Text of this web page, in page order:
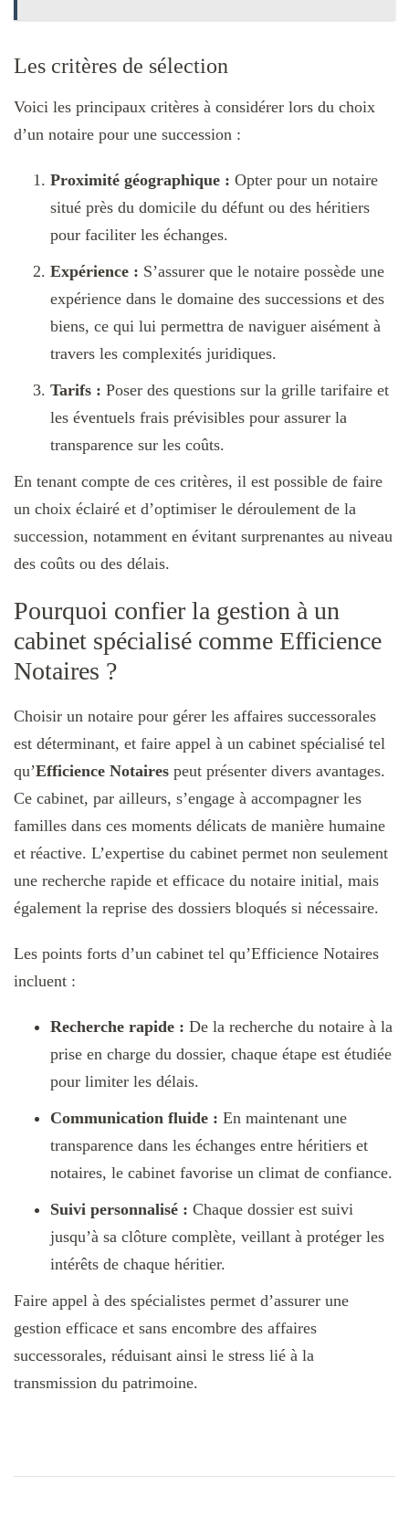
Les critères de sélection
Voici les principaux critères à considérer lors du choix
d’un notaire pour une succession :
Proximité géographique : Opter pour un notaire
situé près du domicile du défunt ou des héritiers
pour faciliter les échanges.
Expérience : S’assurer que le notaire possède une
expérience dans le domaine des successions et des
biens, ce qui lui permettra de naviguer aisément à
travers les complexités juridiques.
Tarifs : Poser des questions sur la grille tarifaire et
les éventuels frais prévisibles pour assurer la
transparence sur les coûts.
En tenant compte de ces critères, il est possible de faire
un choix éclairé et d’optimiser le déroulement de la
succession, notamment en évitant surprenantes au niveau
des coûts ou des délais.
Pourquoi confier la gestion à un
cabinet spécialisé comme Efficience
Notaires ?
Choisir un notaire pour gérer les affaires successorales
est déterminant, et faire appel à un cabinet spécialisé tel
qu’Efficience Notaires peut présenter divers avantages.
Ce cabinet, par ailleurs, s’engage à accompagner les
familles dans ces moments délicats de manière humaine
et réactive. L’expertise du cabinet permet non seulement
une recherche rapide et efficace du notaire initial, mais
également la reprise des dossiers bloqués si nécessaire.
Les points forts d’un cabinet tel qu’Efficience Notaires
incluent :
Recherche rapide : De la recherche du notaire à la
prise en charge du dossier, chaque étape est étudiée
pour limiter les délais.
Communication fluide : En maintenant une
transparence dans les échanges entre héritiers et
notaires, le cabinet favorise un climat de confiance.
Suivi personnalisé : Chaque dossier est suivi
jusqu’à sa clôture complète, veillant à protéger les
intérêts de chaque héritier.
Faire appel à des spécialistes permet d’assurer une
gestion efficace et sans encombre des affaires
successorales, réduisant ainsi le stress lié à la
transmission du patrimoine.